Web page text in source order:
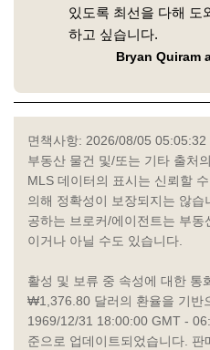
있도록 최선을 다해 도
하고 싶습니다.
Bryan Quiram
면책사항: 2026/08/05
부동산 물건 및/또는 기타 출처
MLS 데이터의 표시는 신뢰할
의해 정확성이 보장되지는 않
공하는 브로커/에이전트는 부
이거나 아닐 수도 있습니다.
활성 및 보류 중 속성에 대한 통
₩1,376.80 달러의 환율을 기반
1969/12/31 18:00:00 GMT -
준으로 업데이트되었습니다.